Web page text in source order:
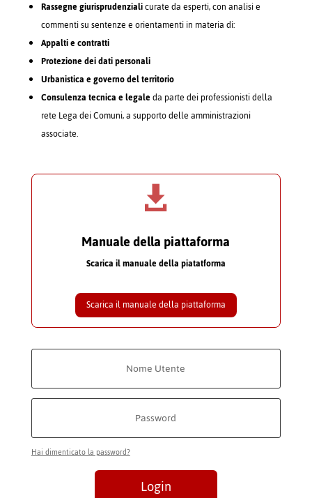
Rassegne giurisprudenzialicurate da esperti, con analisi e
commenti su sentenze e orientamenti in materia di:
Appalti e contratti
Protezione dei dati personali
Urbanistica e governo del territorio
Consulenza tecnica e legaleda parte dei professionisti della
rete Lega dei Comuni, a supporto delle amministrazioni
associate.

Manuale della piattaforma
Scarica il manuale della piatatforma
Scarica il manuale della piattaforma
Hai dimenticato la password?
Login